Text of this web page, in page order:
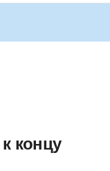
концу